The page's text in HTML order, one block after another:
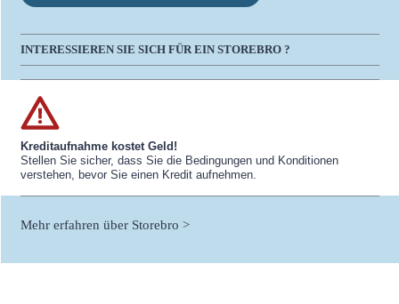
INTERESSIEREN SIE SICH FÜR EIN STOREBRO ?
Kreditaufnahme kostet Geld!
Stellen Sie sicher, dass Sie die Bedingungen und Konditionen
verstehen, bevor Sie einen Kredit aufnehmen.
Mehr erfahren über Storebro >